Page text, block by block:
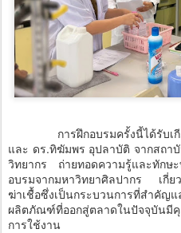
การฝึกอบรมครั้งนี้ได้รับเกีย
และ ดร.ทิฆัมพร อุปลาบัติ จากสถา
วิทยากร ถ่ายทอดความรู้และทักษะ
อบรมจากมหาวิทยาศิลปากร เกี่ย
ฆ่าเชื้อซึ่งเป็นกระบวนการที่สำคัญ
ผลิตภัณฑ์ที่ออกสู่ตลาดในปัจจุบันมี
การใช้งาน